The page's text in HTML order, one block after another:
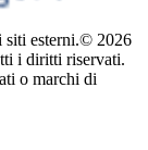
siti esterni.© 2026
i diritti riservati.
o marchi di